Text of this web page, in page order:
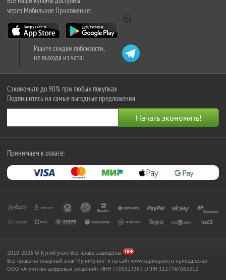
через Мобильное Приложение:
Ищите скидки поблизости,
не выходя из чата:
Сэкономьте до 90% при любых покупках
Подпишитесь на самые выгодные предложения
Принимаем к оплате:
2010-2026 © КупиКупон. Все права защищены.
Все права на товарный знак "КупиКупон" и на сайт www.kupikupon.ru принадлежат
OOO «Агентство цифровых решений» ИНН 7705523387, ОГРН 1127747063212